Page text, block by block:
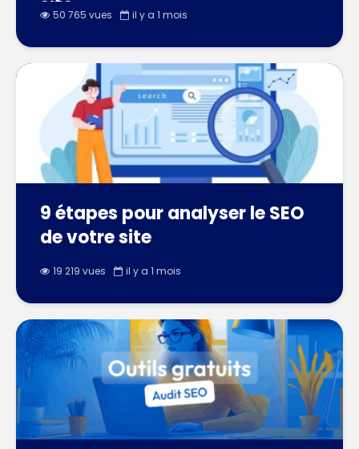
site
50 765 vues il y a 1 mois
9 étapes pour analyser le SEO
de votre site
19 219 vues il y a 1 mois